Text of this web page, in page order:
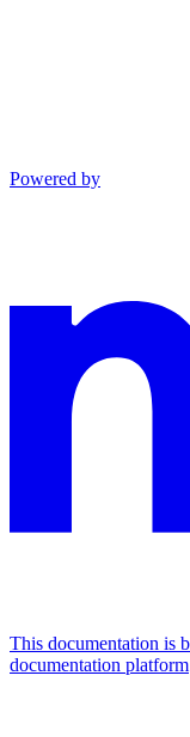
Powered by
This documentation is
documentation platform